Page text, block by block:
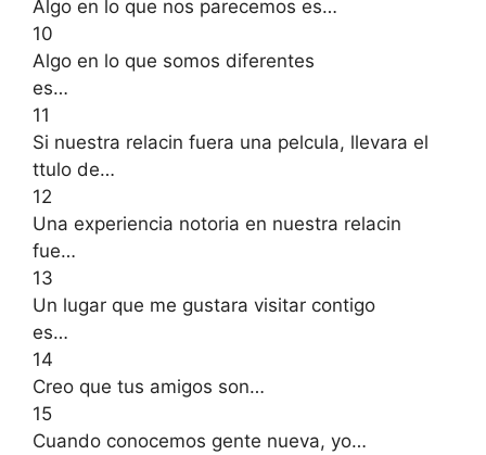
Algo en lo que nos parecemos es…
10
Algo en lo que somos diferentes
es…
11
Si nuestra relacin fuera una pelcula, llevara el
ttulo de…
12
Una experiencia notoria en nuestra relacin
fue…
13
Un lugar que me gustara visitar contigo
es…
14
Creo que tus amigos son…
15
Cuando conocemos gente nueva, yo…